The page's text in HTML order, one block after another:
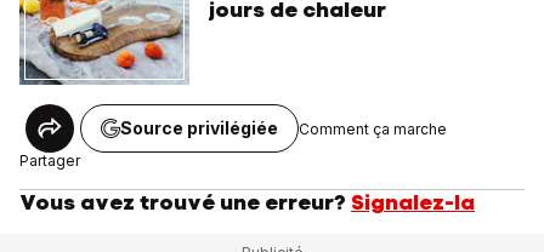
jours de chaleur
Partager
Source privilégiée Comment ça marche
Vous avez trouvé une erreur? Signalez-la